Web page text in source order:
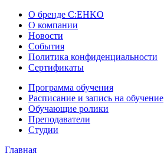
О бренде C:EHKO
О компании
Новости
События
Политика конфиденциальности
Сертификаты
Программа обучения
Расписание и запись на обучение
Обучающие ролики
Преподаватели
Студии
Главная